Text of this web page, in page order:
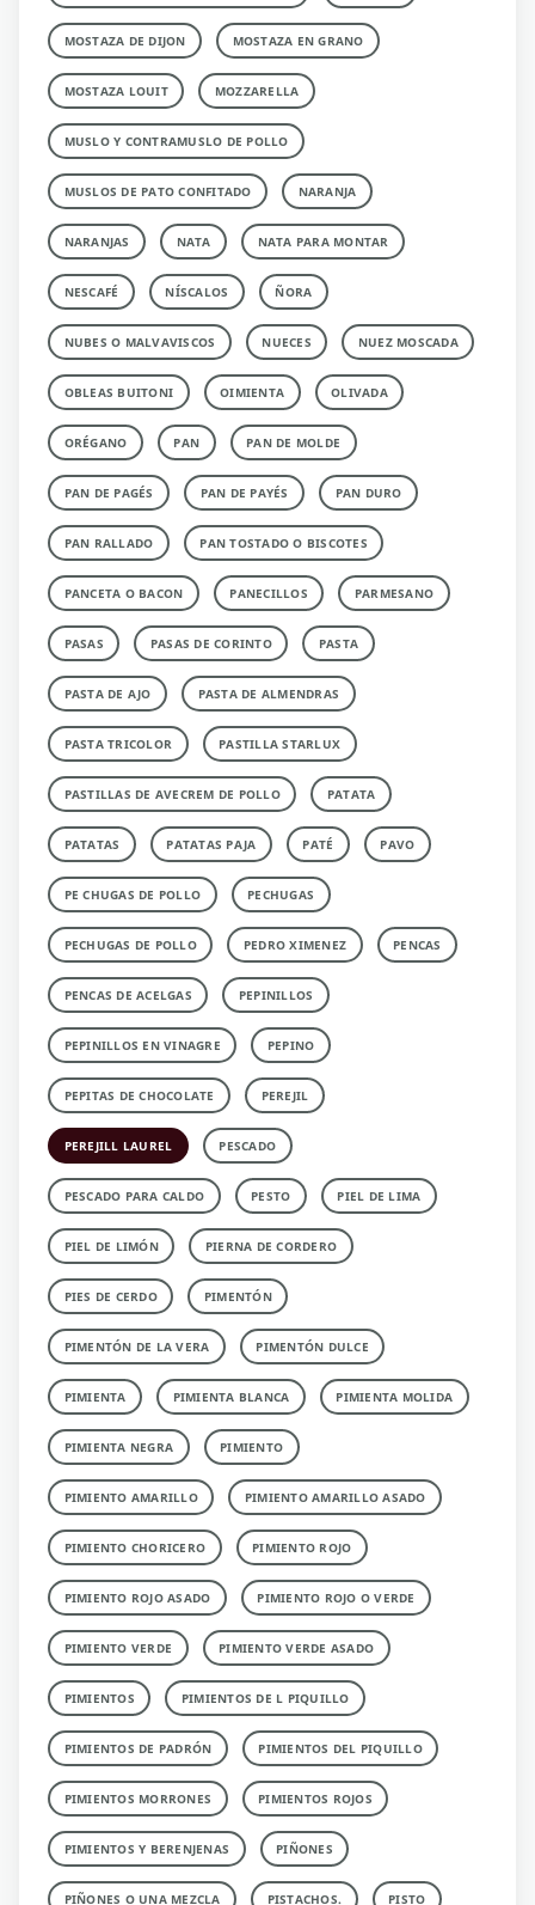
MOSTAZA DE DIJON MOSTAZA EN GRANO
MOSTAZA LOUIT MOZZARELLA
MUSLO Y CONTRAMUSLO DE POLLO
MUSLOS DE PATO CONFITADO NARANJA
NARANJAS NATA NATA PARA MONTAR
NESCAFÉ NÍSCALOS ÑORA
NUBES O MALVAVISCOS NUECES NUEZ MOSCADA
OBLEAS BUITONI OIMIENTA OLIVADA
ORÉGANO PAN PAN DE MOLDE
PAN DE PAGÉS PAN DE PAYÉS PAN DURO
PAN RALLADO PAN TOSTADO O BISCOTES
PANCETA O BACON PANECILLOS PARMESANO
PASAS PASAS DE CORINTO PASTA
PASTA DE AJO PASTA DE ALMENDRAS
PASTA TRICOLOR PASTILLA STARLUX
PASTILLAS DE AVECREM DE POLLO PATATA
PATATAS PATATAS PAJA PATÉ PAVO
PE CHUGAS DE POLLO PECHUGAS
PECHUGAS DE POLLO PEDRO XIMENEZ PENCAS
PENCAS DE ACELGAS PEPINILLOS
PEPINILLOS EN VINAGRE PEPINO
PEPITAS DE CHOCOLATE PEREJIL
PEREJILL LAUREL PESCADO
PESCADO PARA CALDO PESTO PIEL DE LIMA
PIEL DE LIMÓN PIERNA DE CORDERO
PIES DE CERDO PIMENTÓN
PIMENTÓN DE LA VERA PIMENTÓN DULCE
PIMIENTA PIMIENTA BLANCA PIMIENTA MOLIDA
PIMIENTA NEGRA PIMIENTO
PIMIENTO AMARILLO PIMIENTO AMARILLO ASADO
PIMIENTO CHORICERO PIMIENTO ROJO
PIMIENTO ROJO ASADO PIMIENTO ROJO O VERDE
PIMIENTO VERDE PIMIENTO VERDE ASADO
PIMIENTOS PIMIENTOS DE L PIQUILLO
PIMIENTOS DE PADRÓN PIMIENTOS DEL PIQUILLO
PIMIENTOS MORRONES PIMIENTOS ROJOS
PIMIENTOS Y BERENJENAS PIÑONES
PIÑONES O UNA MEZCLA PISTACHOS. PISTO